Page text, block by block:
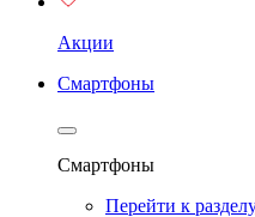
Акции
Смартфоны
Смартфоны
Перейти к